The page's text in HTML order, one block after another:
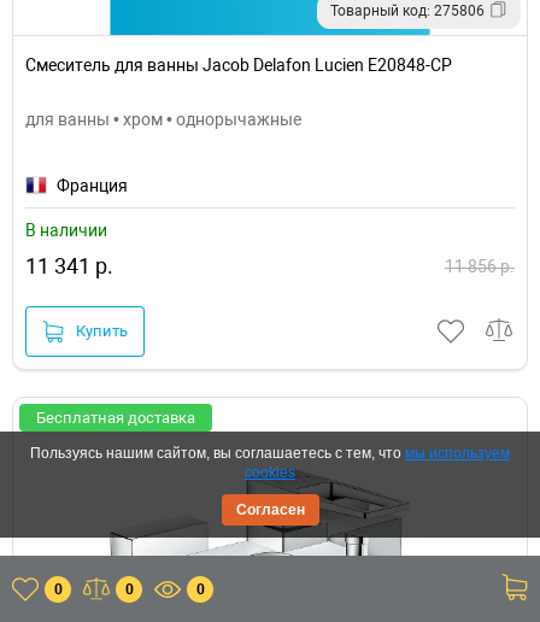
Товарный код: 275806
Смеситель для ванны Jacob Delafon Lucien E20848-CP
для ванны • хром • однорычажные
Франция
В наличии
11 341 р. 11 856 р.
Купить
Бесплатная доставка
0 0 0
Пользуясь нашим сайтом, вы соглашаетесь с тем, что мы используем
cookies
Согласен